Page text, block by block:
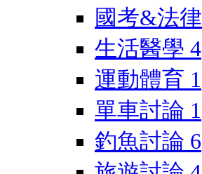
國考&法律
生活醫學 4
運動體育 1
單車討論 1
釣魚討論 6